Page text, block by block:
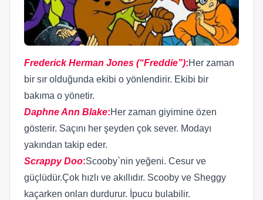
Frederick Herman Jones (“Freddie”):Her zaman
bir sır olduğunda ekibi o yönlendirir. Ekibi bir
bakıma o yönetir.
Daphne Ann Blake:Her zaman giyimine özen
gösterir. Saçını her şeyden çok sever. Modayı
yakından takip eder.
Scrappy Doo:Scooby`nin yeğeni. Cesur ve
güçlüdür.Çok hızlı ve akıllıdır. Scooby ve Sheggy
kaçarken onları durdurur. İpucu bulabilir.